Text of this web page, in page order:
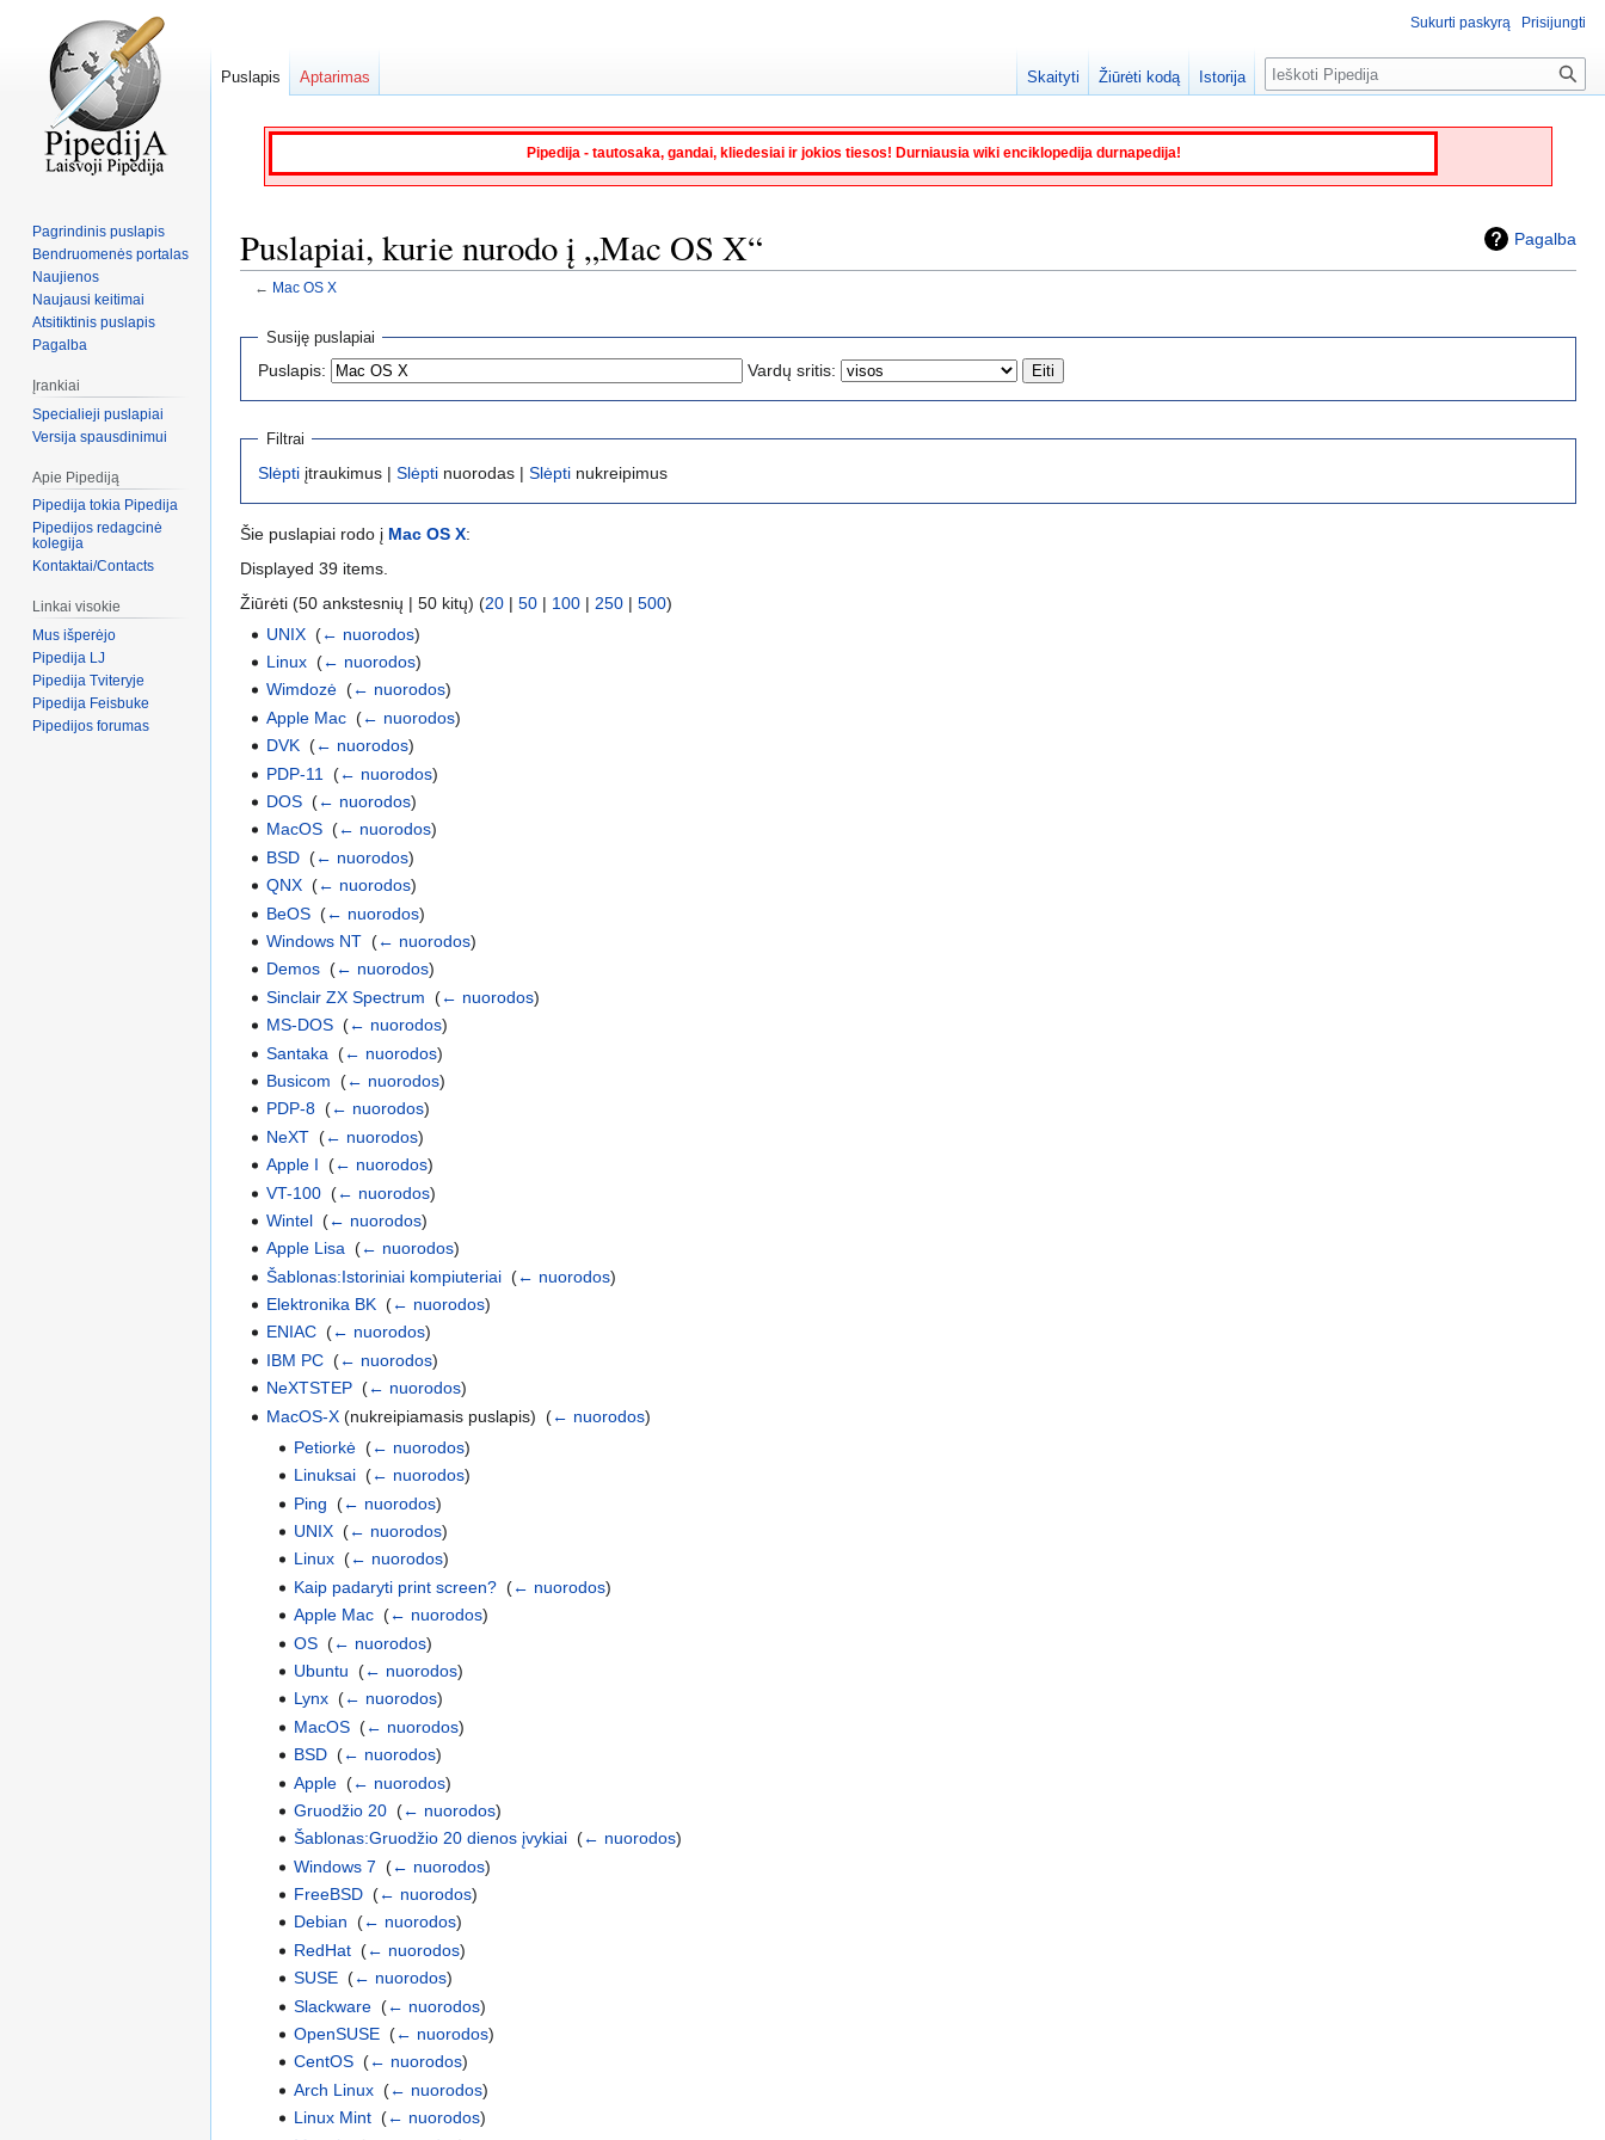
Pipedija - tautosaka, gandai, kliedesiai ir jokios tiesos! Durniausia wiki enciklopedija durnapedija!
Pagalba
Puslapiai, kurie nurodo į „Mac OS X“
← Mac OS X
Jump
navigation
Jump
search
Susiję puslapiai
Puslapis: Vardų sritis:
Filtrai
Slėpti įtraukimus | Slėpti nuorodas | Slėpti nukreipimus
Šie puslapiai rodo į Mac OS X:
Displayed 39 items.
Žiūrėti (50 ankstesnių | 50 kitų) (20 | 50 | 100 | 250 | 500)
UNIX ‎(← nuorodos)
Linux ‎(← nuorodos)
Wimdozė ‎(← nuorodos)
Apple Mac ‎(← nuorodos)
DVK ‎(← nuorodos)
PDP-11
‎(← nuorodos)
DOS ‎(← nuorodos)
MacOS ‎(← nuorodos)
BSD ‎(← nuorodos)
QNX ‎(← nuorodos)
BeOS ‎(← nuorodos)
Windows NT ‎(← nuorodos)
Demos ‎(← nuorodos)
Sinclair ZX Spectrum ‎(← nuorodos)
MS-DOS ‎(← nuorodos)
Santaka ‎(← nuorodos)
Busicom ‎(← nuorodos)
PDP-8 ‎(← nuorodos)
NeXT ‎(← nuorodos)
Apple I ‎(← nuorodos)
VT-100 ‎(← nuorodos)
Wintel ‎(← nuorodos)
Apple Lisa ‎(← nuorodos)
Šablonas:Istoriniai kompiuteriai ‎(← nuorodos)
Elektronika BK ‎(← nuorodos)
ENIAC ‎(← nuorodos)
IBM PC ‎(← nuorodos)
NeXTSTEP ‎(← nuorodos)
MacOS-X (nukreipiamasis puslapis) ‎(← nuorodos)
Petiorkė‎ (← nuorodos)
Linuksai‎ (← nuorodos)
Ping (← nuorodos)
UNIX‎ (← nuorodos)
Linux‎ (← nuorodos)
Kaip padaryti print screen?‎ (← nuorodos)
Apple Mac‎ (← nuorodos)
OS‎ (← nuorodos)
Ubuntu (← nuorodos)
Lynx‎ (← nuorodos)
MacOS‎ (← nuorodos)
BSD‎ (← nuorodos)
Apple‎ (← nuorodos)
Gruodžio 20‎ (← nuorodos)
Šablonas:Gruodžio 20 dienos įvykiai‎ (← nuorodos)
Windows 7 (← nuorodos)
FreeBSD‎ (← nuorodos)
Debian (← nuorodos)
RedHat‎ (← nuorodos)
SUSE‎ (← nuorodos)
Slackware‎ (← nuorodos)
OpenSUSE‎ (← nuorodos)
CentOS‎ (← nuorodos)
Arch Linux‎ (← nuorodos)
Linux Mint‎ (← nuorodos)
Sukurti paskyrą Prisijungti
Puslapis Aptarimas Skaityti Žiūrėti kodą Istorija Paieška
Pagrindinis puslapis
Bendruomenės portalas
Naujienos
Naujausi keitimai
Atsitiktinis puslapis
Pagalba
Įrankiai
Specialieji puslapiai
Versija spausdinimui
Apie Pipediją
Pipedija tokia Pipedija
Pipedijos redagcinė
kolegija
Kontaktai/Contacts
Linkai visokie
Mus išperėjo
Pipedija LJ
Pipedija Tviteryje
Pipedija Feisbuke
Pipedijos forumas